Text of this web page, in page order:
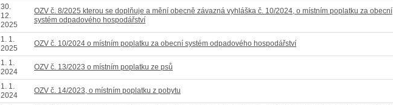
30.
12.
2025
OZV č. 8/2025 kterou se doplňuje a mění obecně závazná vyhláška č. 10/2024, o místním poplatku za obecní
systém odpadového hospodářství
1. 1.
2025
OZV č. 10/2024 o místním poplatku za obecní systém odpadového hospodářství
1. 1.
2024
OZV č. 13/2023 o místním poplatku ze psů
1. 1.
2024
OZV č. 14/2023, o místním poplatku z pobytu